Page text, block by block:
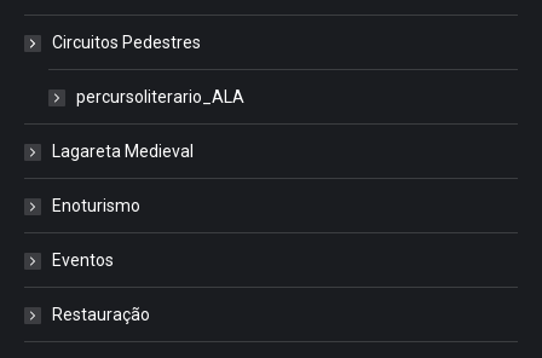
Circuitos Pedestres
percursoliterario_ALA
Lagareta Medieval
Enoturismo
Eventos
Restauração